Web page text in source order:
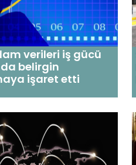
verileri iş gücü
belirgin
işaret etti